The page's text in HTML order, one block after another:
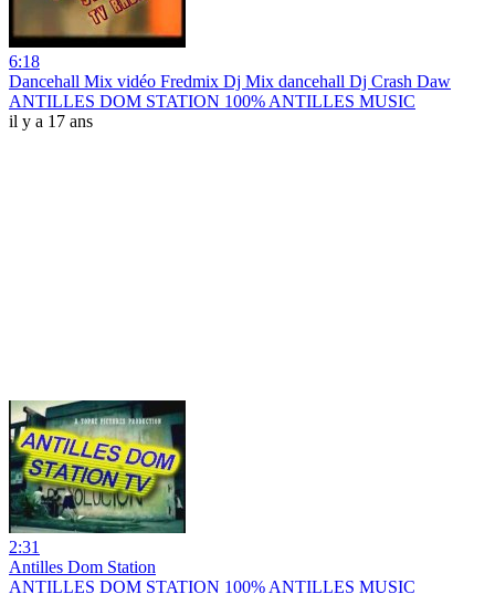
6:18
Dancehall Mix vidéo Fredmix Dj Mix dancehall Dj Crash Daw
ANTILLES DOM STATION 100% ANTILLES MUSIC
il y a 17 ans
2:31
Antilles Dom Station
ANTILLES DOM STATION 100% ANTILLES MUSIC